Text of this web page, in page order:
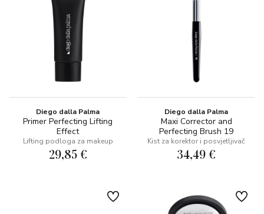
Diego dalla Palma
Primer Perfecting Lifting
Effect
Lifting podloga za makeup
29,85 €
Diego dalla Palma
Maxi Corrector and
Perfecting Brush 19
Kist za korektor i posvjetljivač
34,49 €